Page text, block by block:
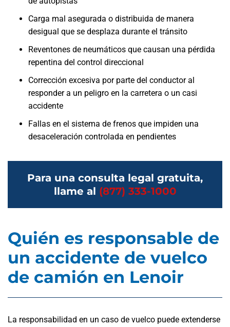
Carga mal asegurada o distribuida de manera
desigual que se desplaza durante el tránsito
Reventones de neumáticos que causan una pérdida
repentina del control direccional
Corrección excesiva por parte del conductor al
responder a un peligro en la carretera o un casi
accidente
Fallas en el sistema de frenos que impiden una
desaceleración controlada en pendientes
Para una consulta legal gratuita,
llame al (877) 333-1000
Quién es responsable de
un accidente de vuelco
de camión en Lenoir
La responsabilidad en un caso de vuelco puede extenderse